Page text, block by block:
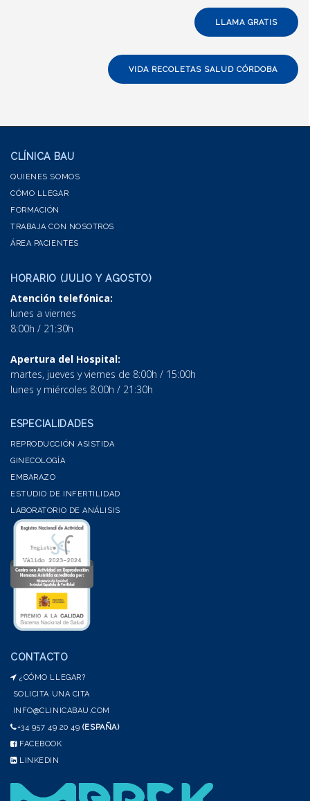
LLAMA GRATIS
VIDA RECOLETAS SALUD CÓRDOBA
CLÍNICA BAU
QUIENES SOMOS
CÓMO LLEGAR
FORMACIÓN
TRABAJA CON NOSOTROS
ÁREA PACIENTES
HORARIO (JULIO Y AGOSTO)
Atención telefónica:
lunes a viernes
8:00h / 21:30h
Apertura del Hospital:
martes, jueves y viernes de 8:00h / 15:00h
lunes y miércoles 8:00h / 21:30h
ESPECIALIDADES
REPRODUCCIÓN ASISTIDA
GINECOLOGÍA
EMBARAZO
ESTUDIO DE INFERTILIDAD
LABORATORIO DE ANÁLISIS
CONTACTO
¿CÓMO LLEGAR?
SOLICITA UNA CITA
INFO@CLINICABAU.COM
+34 957 49 20 49 (ESPAÑA)
FACEBOOK
LINKEDIN